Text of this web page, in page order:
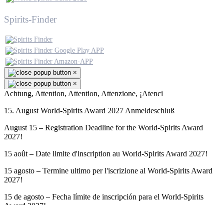
Spirits-Finder
×
×
Achtung, Attention, Attention, Attenzione, ¡Atenci
15. August World-Spirits Award 2027 Anmeldeschluß
August 15 – Registration Deadline for the World-Spirits Award
2027!
15 août – Date limite d'inscription au World-Spirits Award 2027!
15 agosto – Termine ultimo per l'iscrizione al World-Spirits Award
2027!
15 de agosto – Fecha límite de inscripción para el World-Spirits